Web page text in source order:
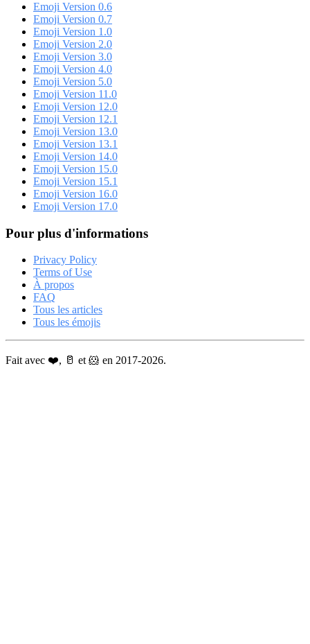
Emoji Version 0.6
Emoji Version 0.7
Emoji Version 1.0
Emoji Version 2.0
Emoji Version 3.0
Emoji Version 4.0
Emoji Version 5.0
Emoji Version 11.0
Emoji Version 12.0
Emoji Version 12.1
Emoji Version 13.0
Emoji Version 13.1
Emoji Version 14.0
Emoji Version 15.0
Emoji Version 15.1
Emoji Version 16.0
Emoji Version 17.0
Pour plus d'informations
Privacy Policy
Terms of Use
À propos
FAQ
Tous les articles
Tous les émojis
Fait avec ❤️, 🥛 et 🐹 en 2017-2026.